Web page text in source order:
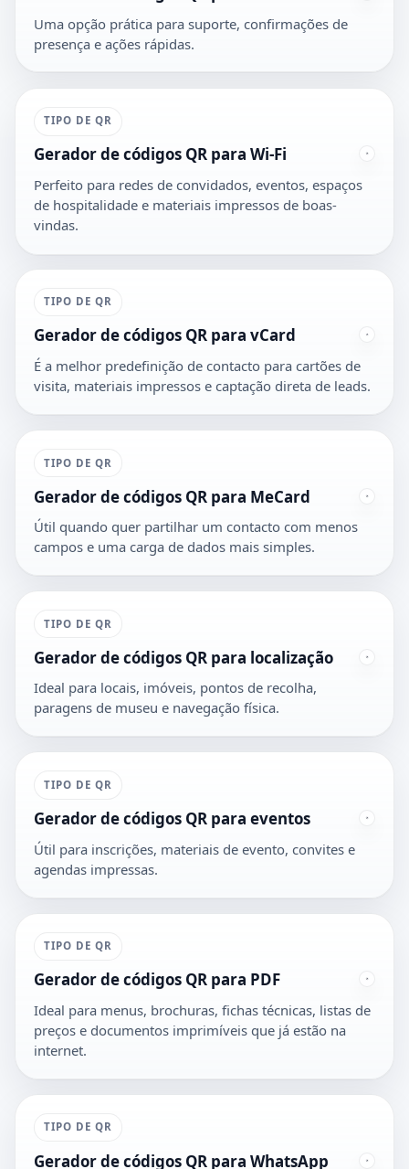
Uma opção prática para suporte, confirmações de
presença e ações rápidas.
TIPO DE QR
Gerador de códigos QR para Wi-Fi
Perfeito para redes de convidados, eventos, espaços
de hospitalidade e materiais impressos de boas-
vindas.
TIPO DE QR
Gerador de códigos QR para vCard
É a melhor predefinição de contacto para cartões de
visita, materiais impressos e captação direta de leads.
TIPO DE QR
Gerador de códigos QR para MeCard
Útil quando quer partilhar um contacto com menos
campos e uma carga de dados mais simples.
TIPO DE QR
Gerador de códigos QR para localização
Ideal para locais, imóveis, pontos de recolha,
paragens de museu e navegação física.
TIPO DE QR
Gerador de códigos QR para eventos
Útil para inscrições, materiais de evento, convites e
agendas impressas.
TIPO DE QR
Gerador de códigos QR para PDF
Ideal para menus, brochuras, fichas técnicas, listas de
preços e documentos imprimíveis que já estão na
internet.
TIPO DE QR
Gerador de códigos QR para WhatsApp